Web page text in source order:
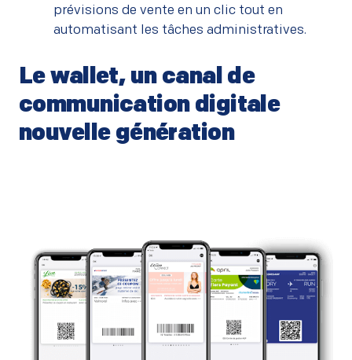
prévisions de vente en un clic tout en
automatisant les tâches administratives.
Le wallet, un canal de
communication digitale
nouvelle génération